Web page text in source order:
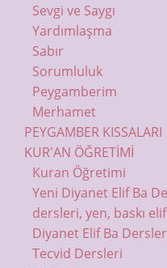
Sevgi ve Saygı
Yardımlaşma
Sabır
Sorumluluk
Peygamberim
Merhamet
PEYGAMBER KISSALARI
KUR'AN ÖĞRETİMİ
Kuran Öğretimi
Yeni Diyanet Elif Ba
dersleri, yen, baskı
Diyanet Elif Ba
Tecvid Dersleri